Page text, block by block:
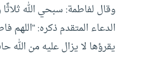
وقال لفاطمة: سبحي الله ثلاثًا
الدعاء المتقدم ذكره:
يقرؤها لا يزال عليه من الله